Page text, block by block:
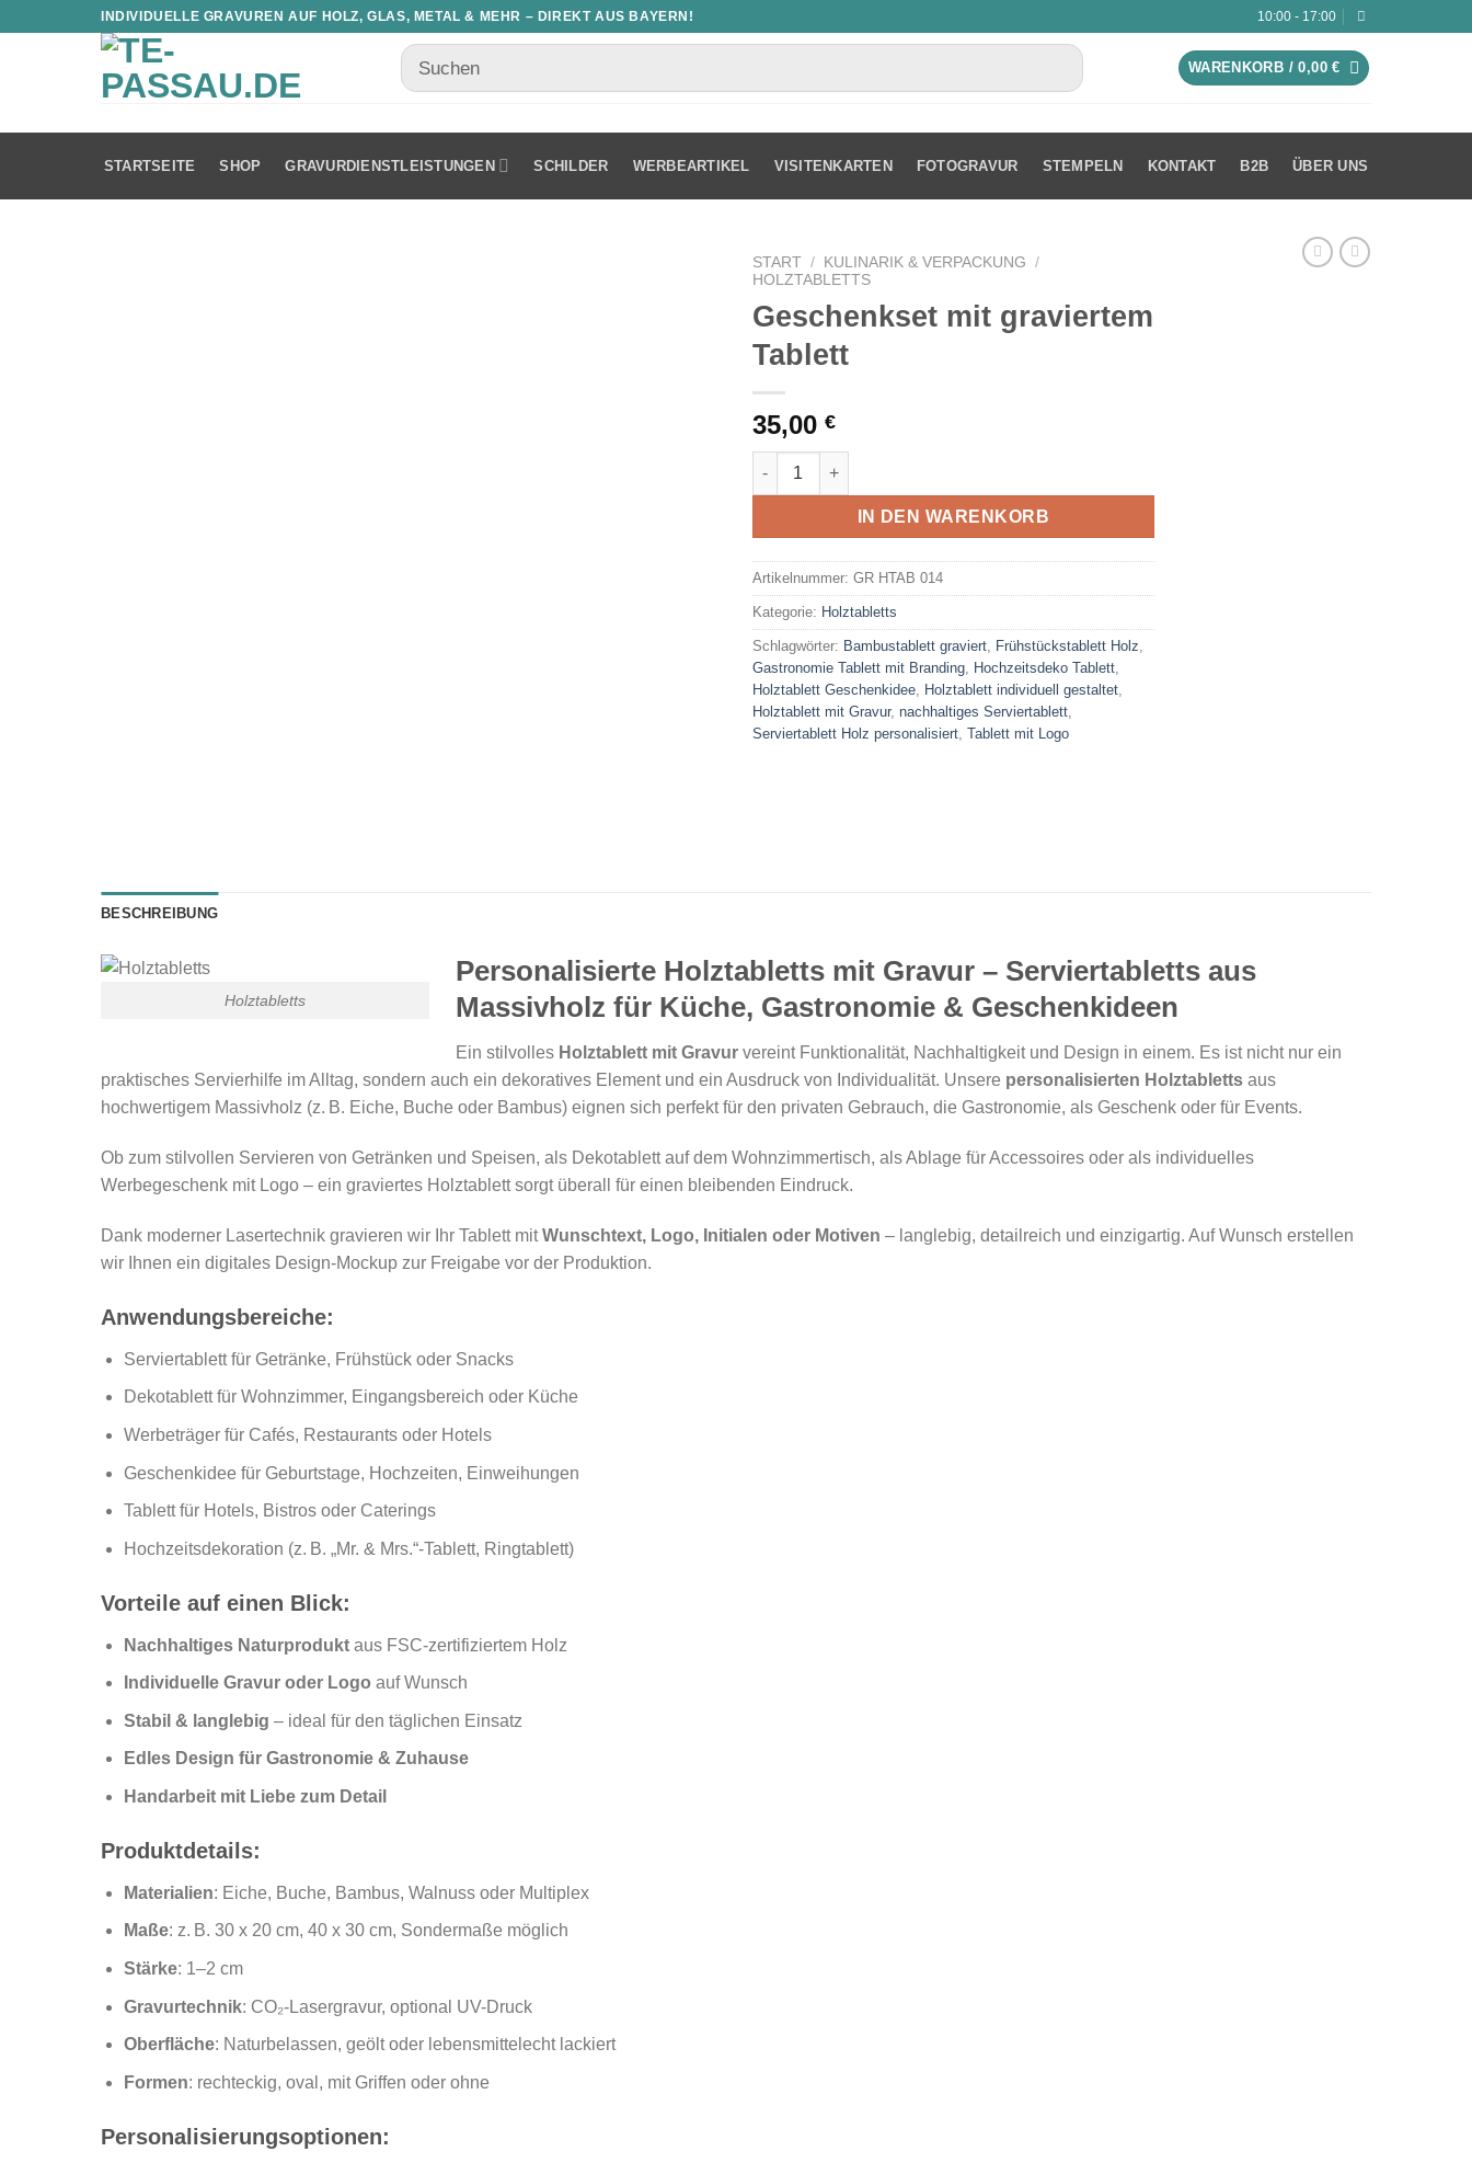
INDIVIDUELLE GRAVUREN AUF HOLZ, GLAS, METAL & MEHR – DIREKT AUS BAYERN! 10:00 - 17:00
WARENKORB /0,00€
STARTSEITE SHOP GRAVURDIENSTLEISTUNGEN SCHILDER WERBEARTIKEL VISITENKARTEN FOTOGRAVUR STEMPELN KONTAKT B2B ÜBER UNS
START / KULINARIK & VERPACKUNG
/
HOLZTABLETTS
Geschenkset mit graviertem
Tablett
35,00 €
Geschenkset mit graviertem Tablett Menge
IN DEN WARENKORB
Artikelnummer: GR HTAB 014
Kategorie: Holztabletts
Schlagwörter: Bambustablett graviert Frühstückstablett Holz
Gastronomie Tablett mit Branding Hochzeitsdeko Tablett
Holztablett Geschenkidee Holztablett individuell gestaltet
Holztablett mit Gravur, nachhaltiges Serviertablett
Serviertablett Holz personalisiert Tablett mit Logo
BESCHREIBUNG
Holztabletts
Personalisierte Holztabletts mit Gravur – Serviertabletts aus
Massivholz für Küche, Gastronomie & Geschenkideen
Ein stilvolles Holztablett mit Gravur vereint Funktionalität, Nachhaltigkeit und Design in einem. Es ist nicht nur ein
praktisches Servierhilfe im Alltag, sondern auch ein dekoratives Element und ein Ausdruck von Individualität. Unsere personalisierten Holztabletts aus
hochwertigem Massivholz (z. B. Eiche, Buche oder Bambus) eignen sich perfekt für den privaten Gebrauch, die Gastronomie, als Geschenk oder für Events.
Ob zum stilvollen Servieren von Getränken und Speisen, als Dekotablett auf dem Wohnzimmertisch, als Ablage für Accessoires oder als individuelles
Werbegeschenk mit Logo – ein graviertes Holztablett sorgt überall für einen bleibenden Eindruck.
Dank moderner Lasertechnik gravieren wir Ihr Tablett mitWunschtext, Logo, Initialen oder Motiven – langlebig, detailreich und einzigartig. Auf Wunsch erstellen
wir Ihnen ein digitales Design-Mockup zur Freigabe vor der Produktion.
Anwendungsbereiche:
Serviertablett für Getränke, Frühstück oder Snacks
Dekotablett für Wohnzimmer, Eingangsbereich oder Küche
Werbeträger für Cafés, Restaurants oder Hotels
Geschenkidee für Geburtstage, Hochzeiten, Einweihungen
Tablett für Hotels, Bistros oder Caterings
Hochzeitsdekoration (z. B. „Mr. & Mrs.“-Tablett, Ringtablett)
Vorteile auf einen Blick:
Nachhaltiges Naturproduktaus FSC-zertifiziertem Holz
Individuelle Gravur oder Logo auf Wunsch
Stabil & langlebig – ideal für den täglichen Einsatz
Edles Design für Gastronomie & Zuhause
Handarbeit mit Liebe zum Detail
Produktdetails:
Materialien: Eiche, Buche, Bambus, Walnuss oder Multiplex
Maße: z. B. 30 x 20 cm, 40 x 30 cm, Sondermaße möglich
Stärke: 1–2 cm
Gravurtechnik: CO₂-Lasergravur, optional UV-Druck
Oberfläche: Naturbelassen, geölt oder lebensmittelecht lackiert
Formen: rechteckig, oval, mit Griffen oder ohne
Personalisierungsoptionen: